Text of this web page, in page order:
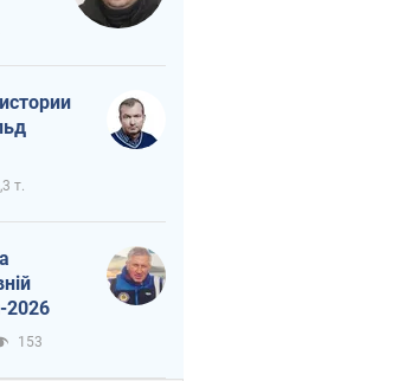
т.
2026
153